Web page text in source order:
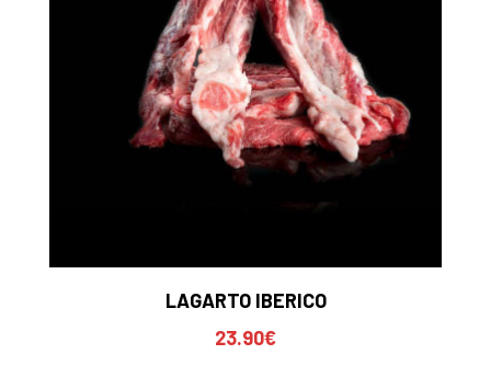
LAGARTO IBERICO
23.90€